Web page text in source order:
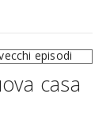
casa